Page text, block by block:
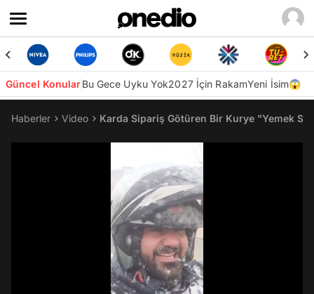
Güncel KonularBu Gece Uyku Yok2027 İçin RakamYeni İsim😱
Haberler Video Karda Sipariş Götüren Bir Kurye "Yemek